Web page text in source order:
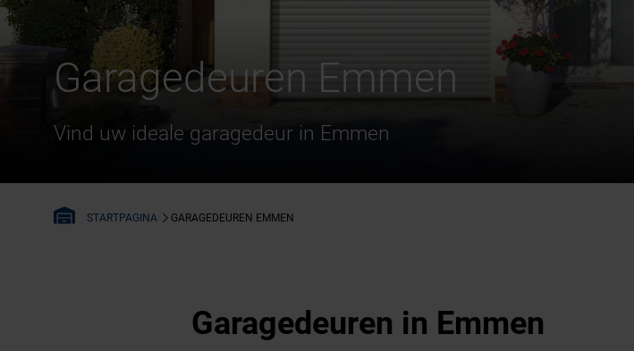
Garagedeuren Emmen
Vind uw ideale garagedeur in Emmen
STARTPAGINA GARAGEDEUREN EMMEN
Garagedeuren in Emmen